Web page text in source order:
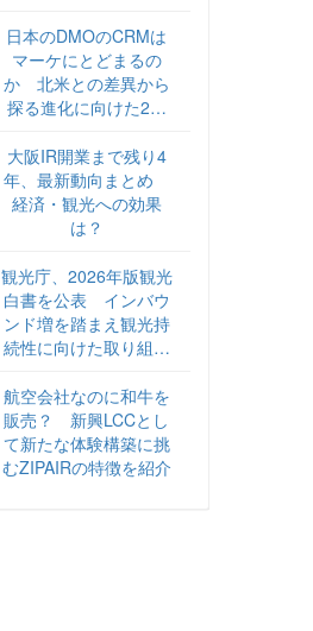
日本のDMOのCRMは
マーケにとどまるの
か 北米との差異から
探る進化に向けた2ス
海外DMOのリアル
vol.6】
大阪IR開業まで残り4
年、最新動向まとめ
経済・観光への効果
は？
観光庁、2026年版観光
白書を公表 インバウ
ンド増を踏まえ観光持
続性に向けた取り組み
航空会社なのに和牛を
販売？ 新興LCCとし
て新たな体験構築に挑
むZIPAIRの特徴を紹介